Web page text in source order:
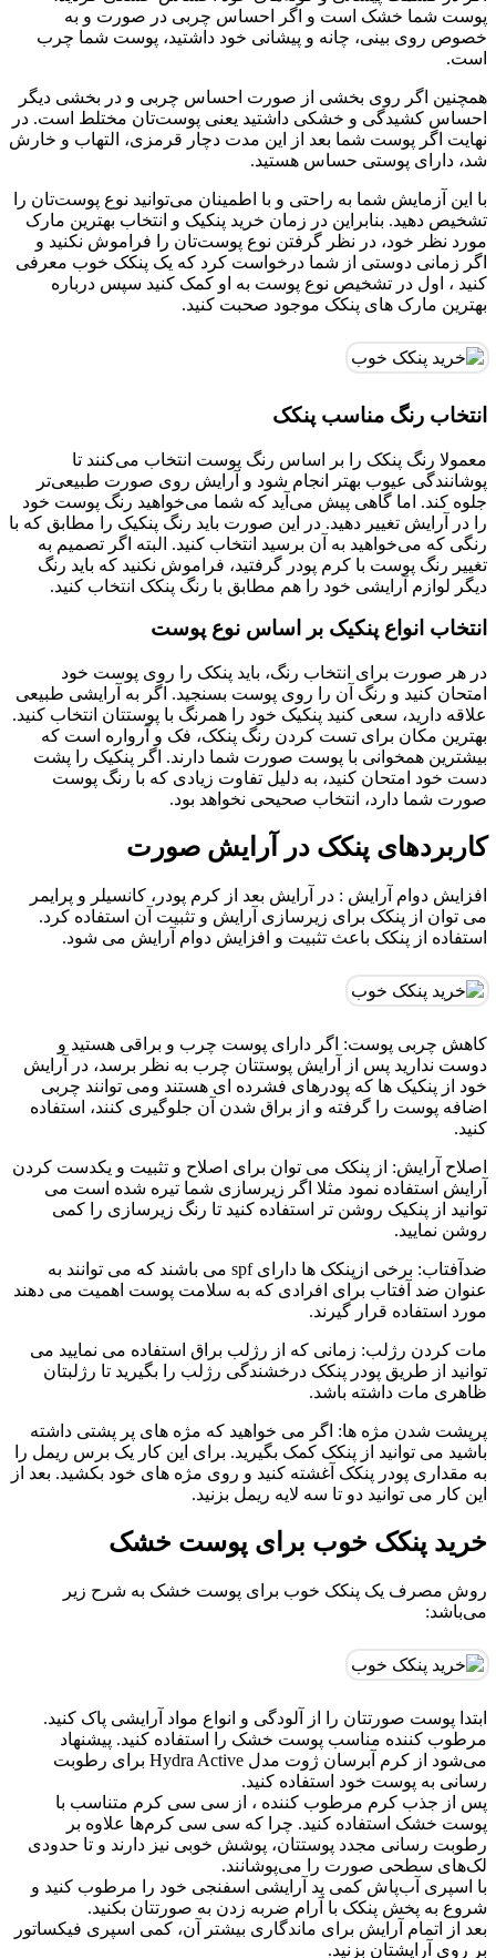
پوست شما خشک است و اگر احساس چربی در صورت و به
خصوص روی بینی، چانه و پیشانی خود داشتید، پوست شما چرب
است.
همچنین اگر روی بخشی از صورت احساس چربی و در بخشی دیگر
احساس کشیدگی و خشکی داشتید یعنی پوست‌تان مختلط است. در
نهایت اگر پوست شما بعد از این مدت دچار قرمزی، التهاب و خارش
شد، دارای پوستی حساس هستید.
با این آزمایش شما به راحتی و با اطمینان می‌توانید نوع پوست‌تان را
تشخیص دهید. بنابراین در زمان خرید پنکیک و انتخاب بهترین مارک
مورد نظر خود، در نظر گرفتن نوع پوست‌تان را فراموش نکنید و
اگر زمانی دوستی از شما درخواست کرد که یک پنکک خوب معرفی
کنید ، اول در تشخیص نوع پوست به او کمک کنید سپس درباره
بهترین مارک های پنکک موجود صحبت کنید.
انتخاب رنگ مناسب پنکک
معمولا رنگ پنکک را بر اساس رنگ پوست انتخاب می‌کنند تا
پوشانندگی عیوب بهتر انجام شود و آرایش روی صورت طبیعی‌تر
جلوه کند. اما گاهی پیش می‌آید که شما می‌خواهید رنگ پوست خود
را در آرایش تغییر دهید. در این صورت باید رنگ پنکیک را مطابق که با
رنگی که می‌خواهید به آن برسید انتخاب کنید. البته اگر تصمیم به
تغییر رنگ پوست با کرم پودر گرفتید، فراموش نکنید که باید رنگ
دیگر لوازم آرایشی خود را هم مطابق با رنگ پنکک انتخاب کنید.
انتخاب انواع پنکیک بر اساس نوع پوست
در هر صورت برای انتخاب رنگ، باید پنکک را روی پوست خود
امتحان کنید و رنگ آن را روی پوست بسنجید. اگر به آرایشی طبیعی
علاقه دارید، سعی کنید پنکیک خود را همرنگ با پوستتان انتخاب کنید.
بهترین مکان برای تست کردن رنگ پنکک، فک و آرواره است که
بیشترین همخوانی با پوست صورت شما دارند. اگر پنکیک را پشت
دست خود امتحان کنید، به دلیل تفاوت زیادی که با رنگ پوست
صورت شما دارد، انتخاب صحیحی نخواهد بود.
کاربردهای پنکک در آرایش صورت
افزایش دوام آرایش : در آرایش بعد از کرم پودر، کانسیلر و پرایمر
می توان از پنکک برای زیرسازی آرایش و تثبیت آن استفاده کرد.
استفاده از پنکک باعث تثبیت و افزایش دوام آرایش می شود.
کاهش چربی پوست: اگر دارای پوست چرب و براقی هستید و
دوست ندارید پس از آرایش پوستتان چرب به نظر برسد، در آرایش
خود از پنکیک ها که پودرهای فشرده ای هستند ومی توانند چربی
اضافه پوست را گرفته و از براق شدن آن جلوگیری کنند، استفاده
کنید.
اصلاح آرایش: از پنکک می توان برای اصلاح و تثبیت و یکدست کردن
آرایش استفاده نمود مثلا اگر زیرسازی شما تیره شده است می
توانید از پنکیک روشن تر استفاده کنید تا رنگ زیرسازی را کمی
روشن نمایید.
ضدآفتاب: برخی ازپنکک ها دارای spf می باشند که می توانند به
عنوان ضد آفتاب برای افرادی که به سلامت پوست اهمیت می دهند
مورد استفاده قرار گیرند.
مات کردن رژلب: زمانی که از رژلب براق استفاده می نمایید می
توانید از طریق پودر پنکک درخشندگی رژلب را بگیرید تا رژلبتان
ظاهری مات داشته باشد.
پرپشت شدن مژه ها: اگر می خواهید که مژه های پر پشتی داشته
باشید می توانید از پنکک کمک بگیرید. برای این کار یک برس ریمل را
به مقداری پودر پنکک آغشته کنید و روی مژه های خود بکشید. بعد از
این کار می توانید دو تا سه لایه ریمل بزنید.
خريد پنکک خوب برای پوست خشک
روش مصرف یک پنکک خوب برای پوست خشک به شرح زیر
می‌باشد:
ابتدا پوست صورتتان را از آلودگی و انواع مواد آرایشی پاک کنید.
مرطوب کننده مناسب پوست خشک را استفاده کنید. پیشنهاد
می‌شود از کرم آبرسان ژوت مدل Hydra Active برای رطوبت
رسانی به پوست خود استفاده کنید.
پس از جذب کرم مرطوب کننده ، از سی سی کرم متناسب با
پوست خشک استفاده کنید. چرا که سی سی کرم‌ها علاوه بر
رطوبت رسانی مجدد پوستتان، پوشش خوبی نیز دارند و تا حدودی
لک‌های سطحی صورت را می‌پوشانند.
با اسپری آب‌پاش کمی پد آرایشی اسفنجی خود را مرطوب کنید و
شروع به پخش پنکک با آرام ضربه زدن به صورتتان بکنید.
بعد از اتمام آرایش برای ماندگاری بیشتر آن، کمی اسپری فیکساتور
بر روی آرایشتان بزنید.